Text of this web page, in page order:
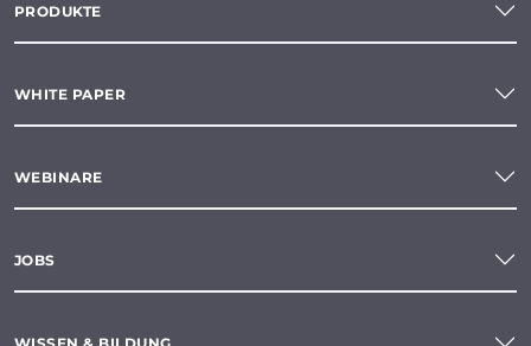
PRODUKTE
WHITE PAPER
WEBINARE
JOBS